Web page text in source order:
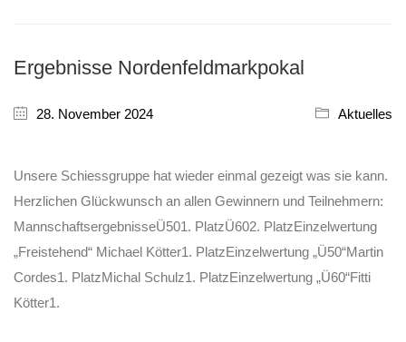
Ergebnisse Nordenfeldmarkpokal
28. November 2024 Aktuelles
Unsere Schiessgruppe hat wieder einmal gezeigt was sie kann.
Herzlichen Glückwunsch an allen Gewinnern und Teilnehmern:
MannschaftsergebnisseÜ501. PlatzÜ602. PlatzEinzelwertung
„Freistehend“ Michael Kötter1. PlatzEinzelwertung „Ü50“Martin
Cordes1. PlatzMichal Schulz1. PlatzEinzelwertung „Ü60“Fitti
Kötter1.